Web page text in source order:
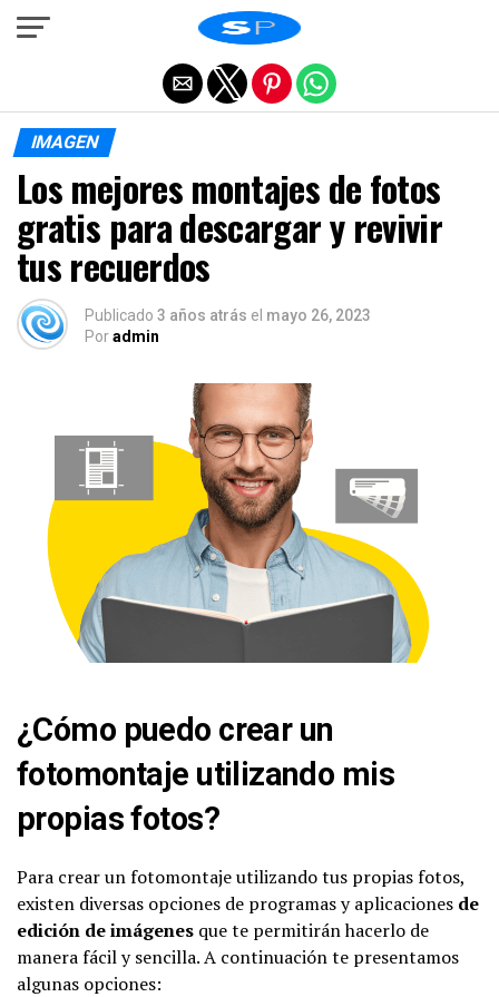
IMAGEN
Los mejores montajes de fotos
gratis para descargar y revivir
tus recuerdos
Publicado 3 años atrás el mayo 26, 2023
Poradmin
¿Cómo puedo crear un
fotomontaje utilizando mis
propias fotos?
Para crear un fotomontaje utilizando tus propias fotos,
existen diversas opciones de programas y aplicaciones de
edición de imágenes que te permitirán hacerlo de
manera fácil y sencilla. A continuación te presentamos
algunas opciones:
Salir de la versión móvil